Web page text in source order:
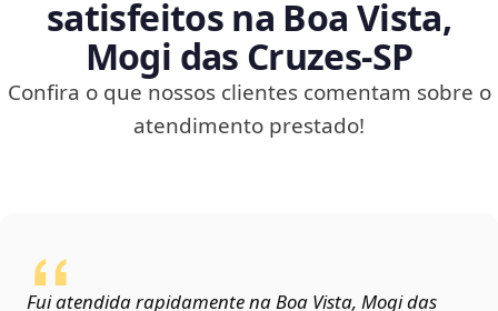
satisfeitos na Boa Vista,
Mogi das Cruzes‑SP
Confira o que nossos clientes comentam sobre o
atendimento prestado!
Fui atendida rapidamente na Boa Vista, Mogi das